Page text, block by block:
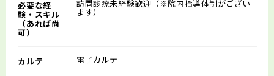
必要な経
験・スキル
（あれば尚
可）
訪問診療未経験歓迎（※院内指導体制がござい
ます）
カルテ 電子カルテ